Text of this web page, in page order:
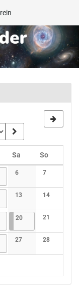
Sa Samstag
SoSonntag
6
Keine Veranstaltungen
7
Keine
Veranstaltungen
13
Keine Veranstaltungen
14
Keine
2020.06.2026
3 Veranstaltungen
21
Keine
27
Keine Veranstaltungen
28
Keine